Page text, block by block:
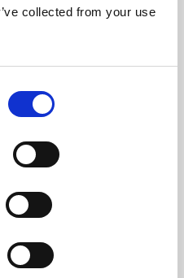
collected from your use
h
Volume aquecido
270 m3